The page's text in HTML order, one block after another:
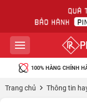
100% HÀNG CHÍNH
Trang chủ Thông tin